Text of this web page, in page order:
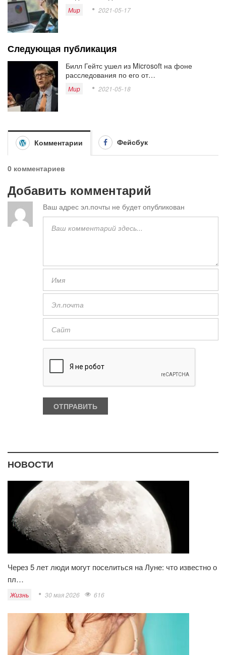
Мир 2021-05-17
Следующая публикация
Билл Гейтс ушел из Microsoft на фоне
расследования по его от…
Мир 2021-05-18
Комментарии Фейсбук
0 комментариев
Добавить комментарий
Ваш адрес эл.почты не будет опубликован
НОВОСТИ
Через 5 лет люди могут поселиться на Луне: что известно о
пл…
Жизнь 30 мая 2026 616